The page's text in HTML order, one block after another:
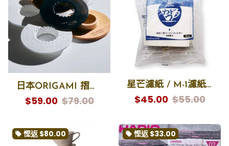
日本ORIGAMI 摺紙濾杯托 多色 Coffee Dripper Holder
$59.00 $79.00
星芒濾紙 / M-1濾紙 星芒濾杯專用濾紙 漂白錐形濾紙100張入 1~4人
$45.00 $55.00
local_offer 慳返$80.00 local_offer 慳返$33.00